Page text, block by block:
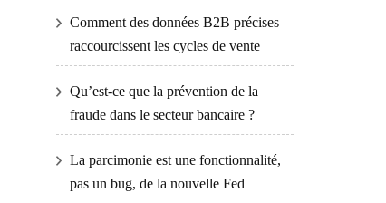
Comment des données B2B précises
raccourcissent les cycles de vente
Qu’est-ce que la prévention de la
fraude dans le secteur bancaire ?
La parcimonie est une fonctionnalité,
pas un bug, de la nouvelle Fed